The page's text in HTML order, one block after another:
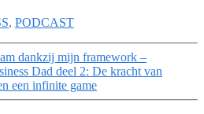
, PODCAST
dankzij mijn framework –
Dad deel 2: De kracht van
een infinite game